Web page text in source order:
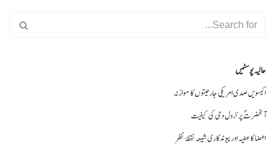
حالیہ پوسٹیں
اکیسویں صدی امریکی جارحیتوں کا موازنہ
آنحضرتؐ پر نزول وحی کی کیفیت
اعضا کا عطیہ اورپیوندکاری شیعہ نقطۂ نظر